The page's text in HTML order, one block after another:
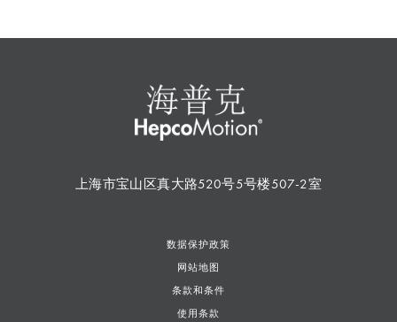
上海市宝山区真大路520号5号楼507-2室
数据保护政策
网站地图
条款和条件
使用条款